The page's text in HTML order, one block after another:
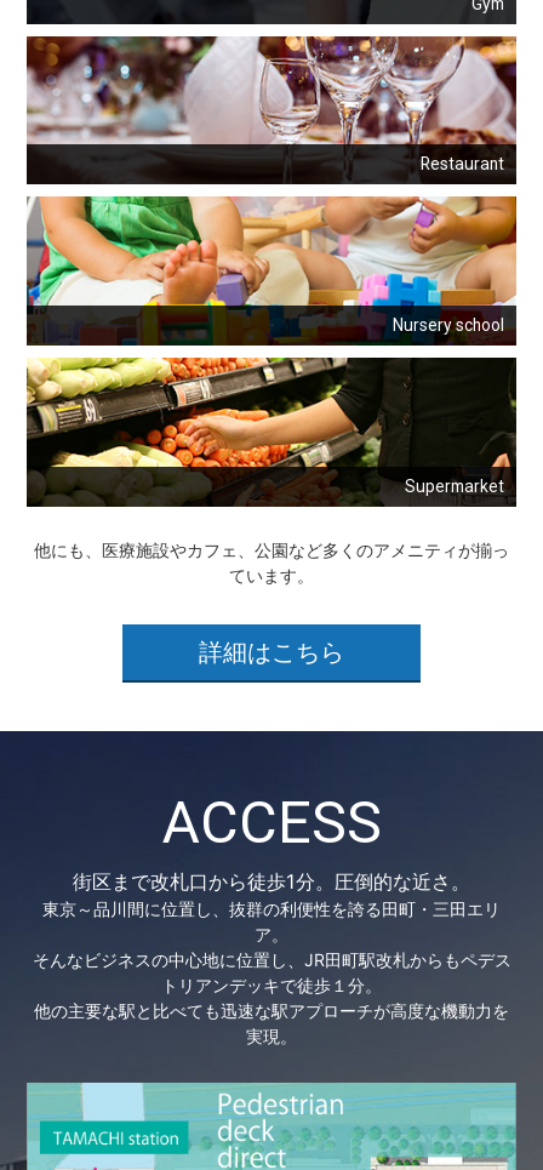
Restaurant
Nursery school
Supermarket
他にも、医療施設やカフェ、公園など多くのアメニティが揃っ
ています。
詳細はこちら
ACCESS
街区まで改札口から徒歩1分。圧倒的な近さ。
東京～品川間に位置し、抜群の利便性を誇る田町・三田エリ
ア。
そんなビジネスの中心地に位置し、JR田町駅改札からもペデス
トリアンデッキで徒歩１分。
他の主要な駅と比べても迅速な駅アプローチが高度な機動力を
実現。